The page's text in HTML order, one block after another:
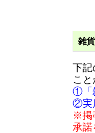
雑
下記
こ
①「
②実
※掲
承